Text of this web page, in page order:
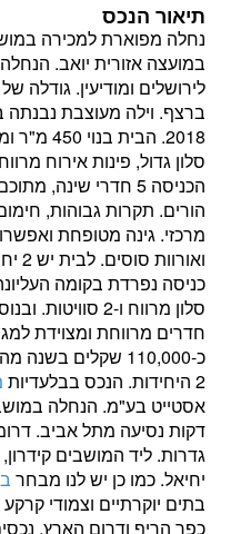
תיאור הנכס
נחלה מפוארת למכירה
במועצה אזורית יואב.
2018.
סלון גדול, פינות אירוח
הורים. תקרות גבוהות,
מרכזי. גינה מטופחת
חדרים מרווחת ומצוידת
כ-110,000 שקלים
2 היחידות. הנכס בבלעדיות
דקות נסיעה מתל אביב.
גדרות. ליד המושבים
יחיאל. כמו כן יש לנו מבחר
בתים יוקרתיים וצמודי
כפר הריף ודרום הארץ.